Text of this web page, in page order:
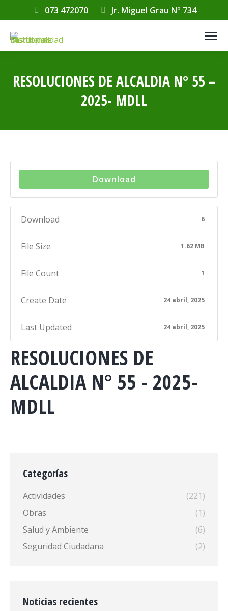
073 472070 Jr. Miguel Grau Nº 734
RESOLUCIONES DE ALCALDIA N° 55 –
2025- MDLL
Download
Download 6
File Size 1.62 MB
File Count 1
Create Date 24 abril, 2025
Last Updated 24 abril, 2025
RESOLUCIONES DE
ALCALDIA N° 55 - 2025-
MDLL
Categorías
Actividades
(221)
Obras
(1)
Salud y Ambiente
(6)
Seguridad Ciudadana
(2)
Noticias recientes